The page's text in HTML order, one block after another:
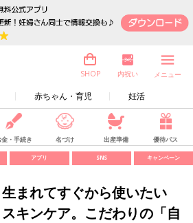
赤ちゃん・育児 妊活
SHOP 内祝い メニュー
金・手続き 名づけ 出産準備 優待パス
アプリ SNS キャンペーン
生まれてすぐから使いたい
スキンケア。こだわりの「自